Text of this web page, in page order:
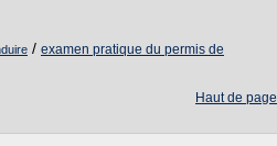
/ examen pratique du permis de
Haut de page